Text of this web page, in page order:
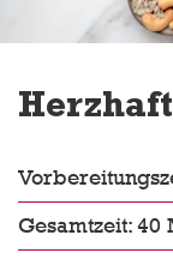
Gesamtzeit: 40